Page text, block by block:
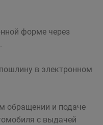
форме через
в электронном
обращении и подаче
с выдачей